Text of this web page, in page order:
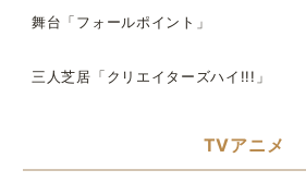
舞台「フォールポイント」
三人芝居「クリエイターズハイ!!!」
TVアニメ